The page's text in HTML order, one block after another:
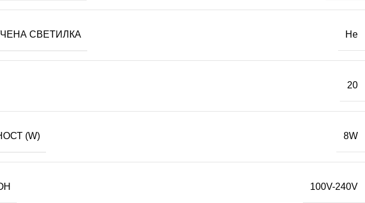
СВЕТИЛКА Не
20
(W) 8W
100V-240V